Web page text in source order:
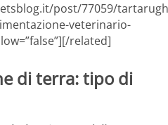
post/77059/
veterinario-
related]
di terra: tipo di